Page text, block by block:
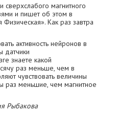
сверхслабого магнитного
и пишет об этом в
Как раз завтра
активность нейронов в
датчики
знаете какой
раз меньше, чем в
чувствовать величины
раз меньшие, чем магнитное
Рыбакова